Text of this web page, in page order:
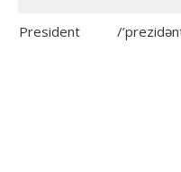
President
/